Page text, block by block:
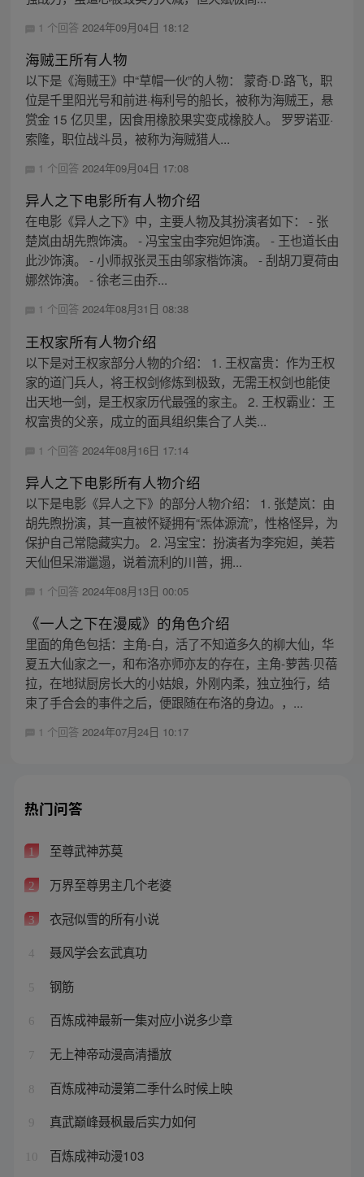
1 个回答 2024年09月04日 18:12
海贼王所有人物
以下是《海贼王》中“草帽一伙”的人物： 蒙奇·D·路飞，职
位是千里阳光号和前进·梅利号的船长，被称为海贼王，悬
赏金 15 亿贝里，因食用橡胶果实变成橡胶人。 罗罗诺亚·
索隆，职位战斗员，被称为海贼猎人...
1 个回答 2024年09月04日 17:08
异人之下电影所有人物介绍
在电影《异人之下》中，主要人物及其扮演者如下： - 张
楚岚由胡先煦饰演。 - 冯宝宝由李宛妲饰演。 - 王也道长由
此沙饰演。 - 小师叔张灵玉由邬家楷饰演。 - 刮胡刀夏荷由
娜然饰演。 - 徐老三由乔...
1 个回答 2024年08月31日 08:38
王权家所有人物介绍
以下是对王权家部分人物的介绍： 1. 王权富贵：作为王权
家的道门兵人，将王权剑修炼到极致，无需王权剑也能使
出天地一剑，是王权家历代最强的家主。 2. 王权霸业：王
权富贵的父亲，成立的面具组织集合了人类...
1 个回答 2024年08月16日 17:14
异人之下电影所有人物介绍
以下是电影《异人之下》的部分人物介绍： 1. 张楚岚：由
胡先煦扮演，其一直被怀疑拥有“炁体源流”，性格怪异，为
保护自己常隐藏实力。 2. 冯宝宝：扮演者为李宛妲，美若
天仙但呆滞邋遢，说着流利的川普，拥...
1 个回答 2024年08月13日 00:05
《一人之下在漫威》的角色介绍
里面的角色包括：主角-白，活了不知道多久的柳大仙，华
夏五大仙家之一，和布洛亦师亦友的存在，主角-萝茜·贝蓓
拉，在地狱厨房长大的小姑娘，外刚内柔，独立独行，结
束了手合会的事件之后，便跟随在布洛的身边。，...
1 个回答 2024年07月24日 10:17
热门问答
1 至尊武神苏莫
2 万界至尊男主几个老婆
3 衣冠似雪的所有小说
4 聂风学会玄武真功
5 钢筋
6 百炼成神最新一集对应小说多少章
7 无上神帝动漫高清播放
8 百炼成神动漫第二季什么时候上映
9 真武巅峰聂枫最后实力如何
10 百炼成神动漫103